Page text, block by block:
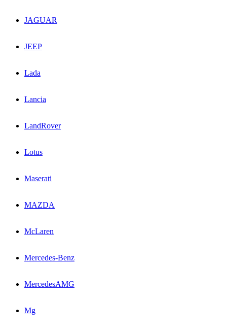
JAGUAR
JEEP
Lada
Lancia
LandRover
Lotus
Maserati
MAZDA
McLaren
Mercedes-Benz
MercedesAMG
Mg